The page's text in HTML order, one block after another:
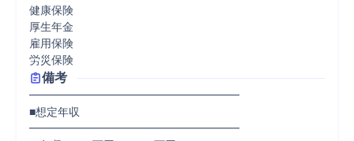
健康保険
厚生年金
雇用保険
労災保険
備考
━━━━━━━━━━━━━━━━━━━
■想定年収
━━━━━━━━━━━━━━━━━━━